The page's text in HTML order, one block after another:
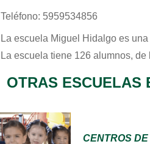
Teléfono: 5959534856
La escuela Miguel Hidalgo es
La escuela tiene 126 alumnos,
OTRAS ESCUELAS
CENTROS